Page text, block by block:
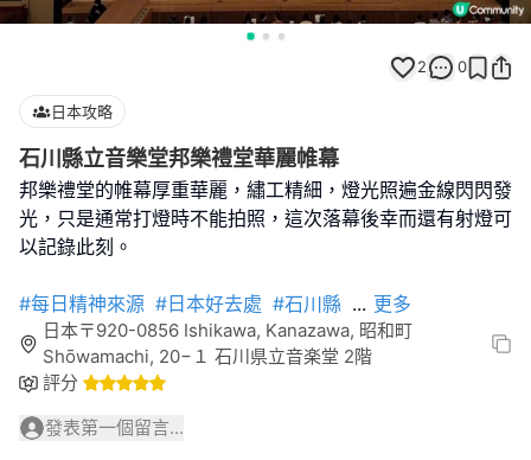
2 0
日本攻略
石川縣立音樂堂邦樂禮堂華麗帷幕
邦樂禮堂的帷幕厚重華麗，繡工精細，燈光照遍金線閃閃發
光，只是通常打燈時不能拍照，這次落幕後幸而還有射燈可
以記錄此刻。
#每日精神來源 #日本好去處 #石川縣 ... 更多
日本〒920-0856 Ishikawa, Kanazawa, 昭和町
Shōwamachi, 20−１ 石川県立音楽堂 2階
評分
發表第一個留言...